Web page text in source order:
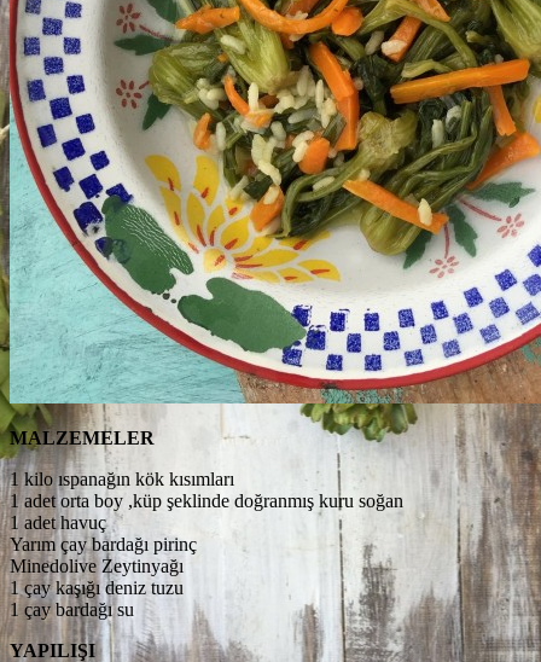
MALZEMELER
1 kilo ıspanağın kök kısımları
1 adet orta boy ,küp şeklinde doğranmış kuru soğan
1 adet havuç
Yarım çay bardağı pirinç
Minedolive Zeytinyağı
1 çay kaşığı deniz tuzu
1 çay bardağı su
YAPILIŞI